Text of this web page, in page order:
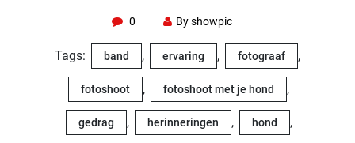
0 By showpic
Tags: band , ervaring , fotograaf ,
fotoshoot , fotoshoot met je hond ,
gedrag , herinneringen , hond ,